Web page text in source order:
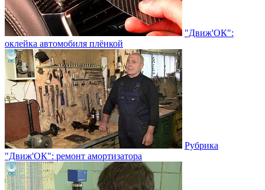
"Движ'ОК":
оклейка автомобиля плёнкой
Рубрика
"Движ'ОК": ремонт амортизатора